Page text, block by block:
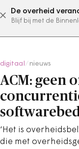
De overheid
Blijf bij met de
digitaal nieuws
ACM: geen
‘Het is
die met